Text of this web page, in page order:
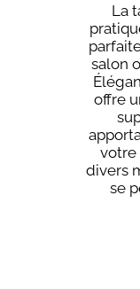
La
salon
offre
votre
divers
se